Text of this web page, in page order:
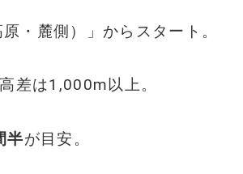
・麓側）」からスタート。
差は1,000m以上。
半が目安。